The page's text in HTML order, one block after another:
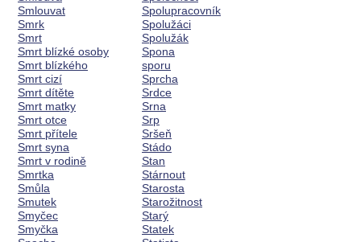
Smlouvat
Smrk
Smrt
Smrt blízké osoby
Smrt blízkého
Smrt cizí
Smrt dítěte
Smrt matky
Smrt otce
Smrt přítele
Smrt syna
Smrt v rodině
Smrtka
Smůla
Smutek
Smyčec
Smyčka
Spolupracovník
Spolužáci
Spolužák
Spona
sporu
Sprcha
Srdce
Srna
Srp
Sršeň
Stádo
Stan
Stárnout
Starosta
Starožitnost
Starý
Statek